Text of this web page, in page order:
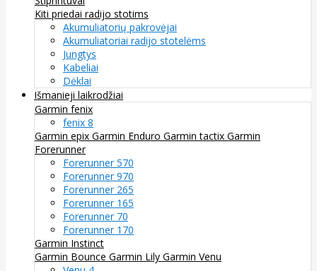
Kiti priedai radijo stotims
Akumuliatorių pakrovėjai
Akumuliatoriai radijo stotelėms
Jungtys
Kabeliai
Dėklai
Išmanieji laikrodžiai
Garmin fenix
fenix 8
Garmin epix Garmin Enduro Garmin tactix Garmin
Forerunner
Forerunner 570
Forerunner 970
Forerunner 265
Forerunner 165
Forerunner 70
Forerunner 170
Garmin Instinct
Garmin Bounce Garmin Lily Garmin Venu